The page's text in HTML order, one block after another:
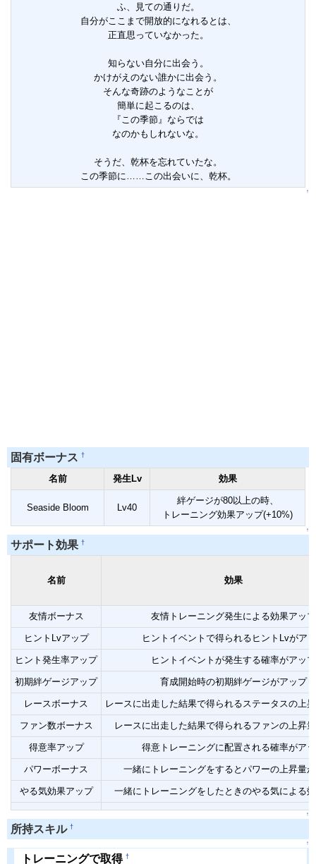
ふ、見ての通りだ。
自分がここまで開放的になれるとは、
正直思っていなかった。
知らない自分に出会う。
かけがえのない誰かに出会う。
そんな奇跡のようなことが
簡単に起こるのは、
『この季節』ならでは
なのかもしれないな。
そうだ、乾杯を忘れていたな。
この季節に……この出会いに、乾杯。
↑
固有ボーナス †
名前 発生Lv 効果
Seaside Bloom Lv40
絆ゲージが80以上の時、
トレーニング効果アップ(+10%)
↑
サポート効果 †
名前 効果
友情ボーナス 友情トレーニング発生による効果アップ
ヒントLvアップ ヒントイベントで得られるヒントLvがア
ヒント発生率アップ ヒントイベントが発生する確率がアップ
初期絆ゲージアップ 育成開始時の初期絆ゲージがアップ
レースボーナス レースに出走した結果で得られるステータスの上
ファン数ボーナス レースに出走した結果で得られるファンの上昇
得意率アップ 得意トレーニングに配置される確率がア
パワーボーナス 一緒にトレーニングをするとパワーの上昇量
やる気効果アップ 一緒にトレーニングをしたときのやる気による
↑
所持スキル †
↑
トレーニングで取得 †